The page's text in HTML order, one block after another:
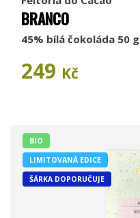
BRANCO
45% bílá čokoláda 50 g
249 Kč
BIO
LIMITOVANÁ EDICE
ŠÁRKA DOPORUČUJE